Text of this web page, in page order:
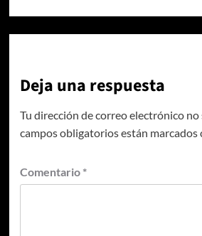
Deja una respuesta
Tu dirección de correo electrónico no
campos obligatorios están marcados
Comentario *